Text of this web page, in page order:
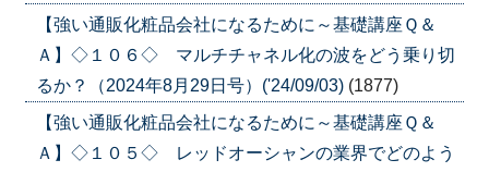
【強い通販化粧品会社になるために～基礎講座Ｑ＆
Ａ】◇１０６◇ マルチチャネル化の波をどう乗り切
るか？（2024年8月29日号）('24/09/03) (1877)
【強い通販化粧品会社になるために～基礎講座Ｑ＆
Ａ】◇１０５◇ レッドオーシャンの業界でどのよう